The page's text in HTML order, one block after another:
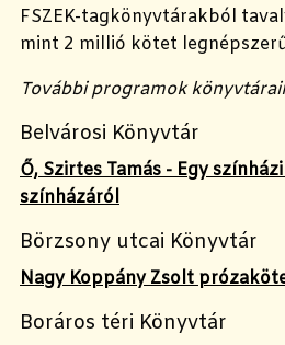
FSZEK-tagkönyvtárakból
mint 2 millió kötet
További programok
Belvárosi Könyvtár
Ő, Szirtes Tamás - Egy
színházáról
Börzsony utcai Könyvtár
Nagy Koppány Zsolt
Boráros téri Könyvtár